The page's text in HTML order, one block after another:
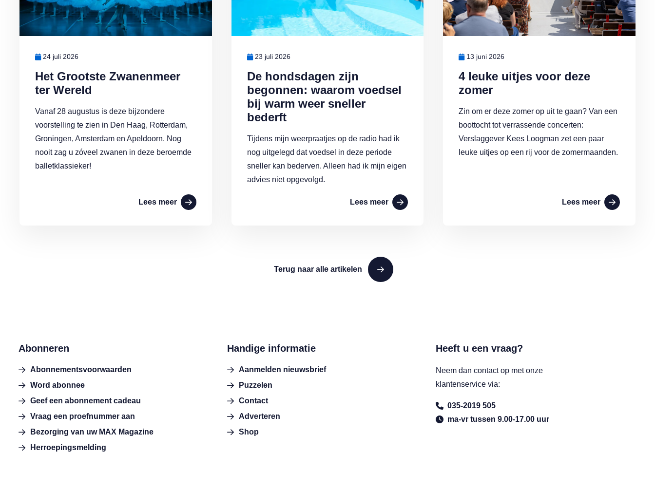
Het Grootste Zwanenmeer
ter Wereld
24 juli 2026
Vanaf 28 augustus is deze bijzondere
voorstelling te zien in Den Haag, Rotterdam,
Groningen, Amsterdam en Apeldoorn. Nog
nooit zag u zóveel zwanen in deze beroemde
balletklassieker!
Lees meer
De hondsdagen zijn
begonnen: waarom voedsel
bij warm weer sneller
bederft
23 juli 2026
Tijdens mijn weerpraatjes op de radio had ik
nog uitgelegd dat voedsel in deze periode
sneller kan bederven. Alleen had ik mijn eigen
advies niet opgevolgd.
Lees meer
4 leuke uitjes voor deze
zomer
13 juni 2026
Zin om er deze zomer op uit te gaan? Van een
boottocht tot verrassende concerten:
Verslaggever Kees Loogman zet een paar
leuke uitjes op een rij voor de zomermaanden.
Lees meer
Terug naar alle artikelen
Abonneren
Abonnementsvoorwaarden
Word abonnee
Geef een abonnement cadeau
Vraag een proefnummer aan
Bezorging van uw MAX Magazine
Herroepingsmelding
Handige informatie
Aanmelden nieuwsbrief
Puzzelen
Contact
Adverteren
Shop
Heeft u een vraag?
Neem dan contact op met onze
klantenservice via:
035-2019 505
ma-vr tussen 9.00-17.00 uur